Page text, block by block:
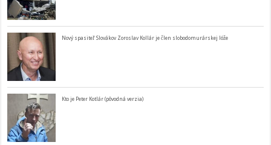
Nový spasiteľ Slovákov Zoroslav Kollár je člen slobodomurárskej lóže
Kto je Peter Kotlár (pôvodná verzia)